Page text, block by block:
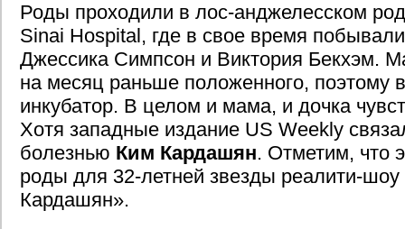
Роды проходили в лос-анджелесском
Sinai Hospital, где в свое время
Джессика Симпсон и Виктория Бекхэм.
на месяц раньше положенного, поэтому
инкубатор. В целом и мама, и дочка
Хотя западные издание US Weekly
болезнью Ким Кардашян. Отметим, что
роды для 32-летней звезды реалити-
Кардашян».